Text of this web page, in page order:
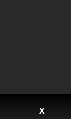
X